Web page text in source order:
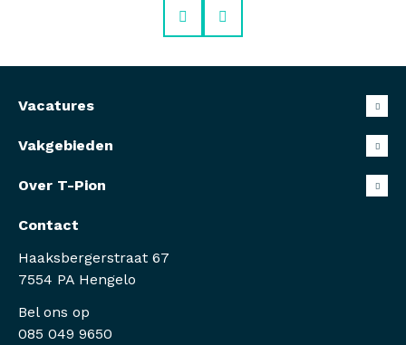
Prev
Vacatures
Vakgebieden
Over T-Pion
Contact
Haaksbergerstraat 67
7554 PA Hengelo
Bel ons op
085 049 9650